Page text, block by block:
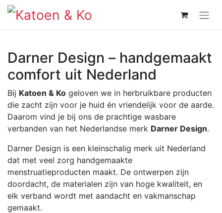
Darner Design – handgemaakt
comfort uit Nederland
Bij Katoen & Ko geloven we in herbruikbare producten
die zacht zijn voor je huid én vriendelijk voor de aarde.
Daarom vind je bij ons de prachtige wasbare
verbanden van het Nederlandse merk Darner Design.
Darner Design is een kleinschalig merk uit Nederland
dat met veel zorg handgemaakte
menstruatieproducten maakt. De ontwerpen zijn
doordacht, de materialen zijn van hoge kwaliteit, en
elk verband wordt met aandacht en vakmanschap
gemaakt.